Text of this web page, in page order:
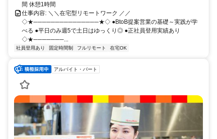
間 休憩1時間
仕事内容: ＼＼在宅型リモートワーク ／／
◇★───────────────★◇ ●BtoB提案営業の基礎～実践が学
べる ●平日のみ週5で土日はゆっくり◎ ●正社員登用実績あり
◇★───────...
社員登用あり 固定時間制 フルリモート 在宅OK
アルバイト・パート